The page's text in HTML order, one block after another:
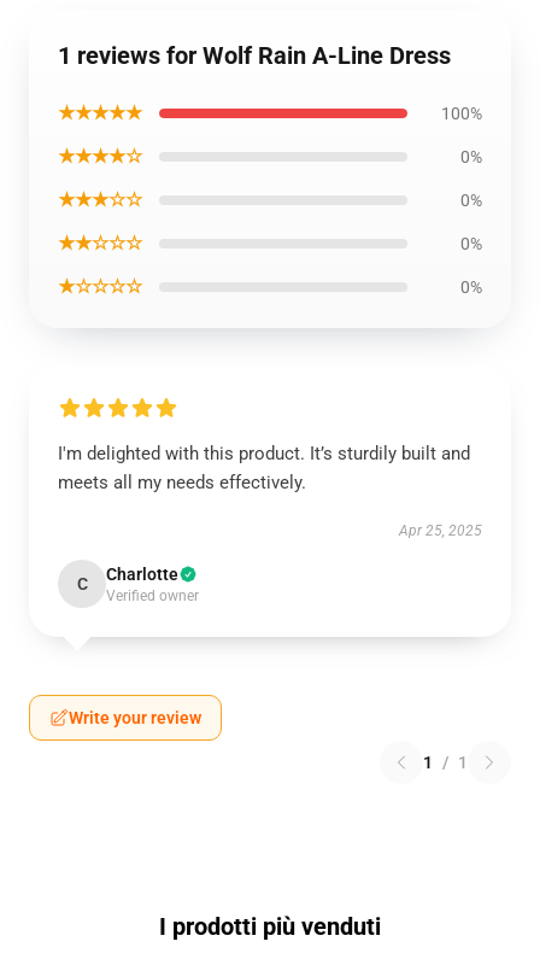
1 reviews for Wolf Rain A-Line Dress
★★★★★ 100%
★★★★☆ 0%
★★★☆☆ 0%
★★☆☆☆ 0%
★☆☆☆☆ 0%
I'm delighted with this product. It’s sturdily built and
meets all my needs effectively.
Apr 25, 2025
C Charlotte
Verified owner
Write your review
1 / 1
I prodotti più venduti